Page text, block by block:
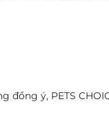
đồng ý, PETS